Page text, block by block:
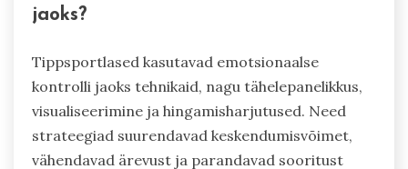
jaoks?
Tippsportlased kasutavad emotsionaalse
kontrolli jaoks tehnikaid, nagu tähelepanelikkus,
visualiseerimine ja hingamisharjutused. Need
strateegiad suurendavad keskendumisvõimet,
vähendavad ärevust ja parandavad sooritust